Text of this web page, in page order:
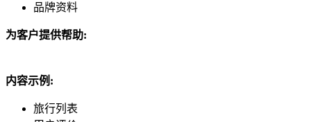
品牌资料
为客户提供帮助:
内容示例:
旅行列表